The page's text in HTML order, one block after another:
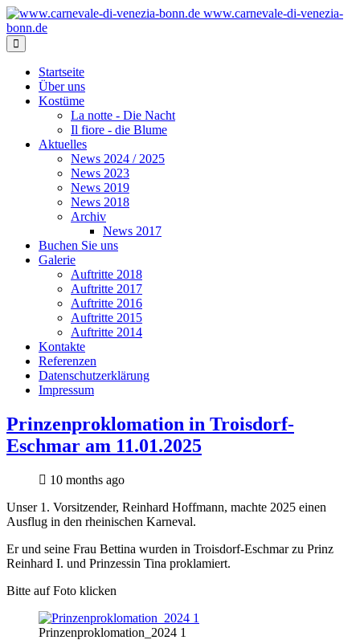
www.carnevale-di-venezia-
bonn.de
Startseite
Über uns
Kostüme
La notte - Die Nacht
Il fiore - die Blume
Aktuelles
News 2024 / 2025
News 2023
News 2019
News 2018
Archiv
News 2017
Buchen Sie uns
Galerie
Auftritte 2018
Auftritte 2017
Auftritte 2016
Auftritte 2015
Auftritte 2014
Kontakte
Referenzen
Datenschutzerklärung
Impressum
Prinzenproklomation in Troisdorf-
Eschmar am 11.01.2025
10 months ago
Unser 1. Vorsitzender, Reinhard Hoffmann, machte 2025 einen
Ausflug in den rheinischen Karneval.
Er und seine Frau Bettina wurden in Troisdorf-Eschmar zu Prinz
Reinhard I. und Prinzessin Tina proklamiert.
Bitte auf Foto klicken
Prinzenproklomation_2024 1